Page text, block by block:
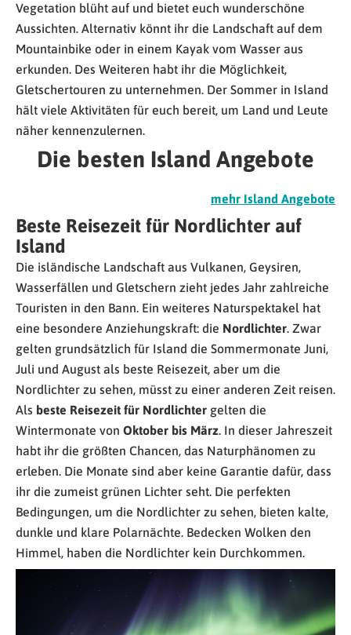
Vegetation blüht auf und bietet euch wunderschöne
Aussichten. Alternativ könnt ihr die Landschaft auf dem
Mountainbike oder in einem Kayak vom Wasser aus
erkunden. Des Weiteren habt ihr die Möglichkeit,
Gletschertouren zu unternehmen. Der Sommer in Island
hält viele Aktivitäten für euch bereit, um Land und Leute
näher kennenzulernen.
Die besten Island Angebote
mehr Island Angebote
Beste Reisezeit für Nordlichter auf
Island
Die isländische Landschaft aus Vulkanen, Geysiren,
Wasserfällen und Gletschern zieht jedes Jahr zahlreiche
Touristen in den Bann. Ein weiteres Naturspektakel hat
eine besondere Anziehungskraft: die Nordlichter. Zwar
gelten grundsätzlich für Island die Sommermonate Juni,
Juli und August als beste Reisezeit, aber um die
Nordlichter zu sehen, müsst zu einer anderen Zeit reisen.
Als beste Reisezeit für Nordlichter gelten die
Wintermonate von Oktober bis März. In dieser Jahreszeit
habt ihr die größten Chancen, das Naturphänomen zu
erleben. Die Monate sind aber keine Garantie dafür, dass
ihr die zumeist grünen Lichter seht. Die perfekten
Bedingungen, um die Nordlichter zu sehen, bieten kalte,
dunkle und klare Polarnächte. Bedecken Wolken den
Himmel, haben die Nordlichter kein Durchkommen.